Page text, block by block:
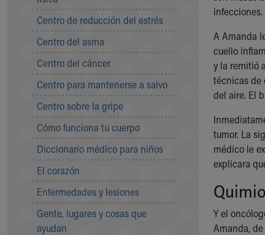
Symptom Checker
Financial Services
Price Estimates
Sports Health Services Provider for Akron Zips
New Parents
Find a Pediatrics Location
Find a Pediatrician
MyChart
Breastfeeding Medicine
Child Passenger Safety
Safe Sleep
About Akron Children's Pediatrics
Who We Are
Centro de reducción del estrés
Centro del asma
Centro del cáncer
Centro para mantenerse a salvo
Centro sobre la gripe
Cómo funciona tu cuerpo
Diccionario médico para niños
El corazón
Enfermedades y lesiones
Gente, lugares y cosas que
ayudan
infecciones.
A Amanda
cuello
y la remitió
técnicas de
del aire. El
tumor. La
médico le
explicara
Y el
Amanda,